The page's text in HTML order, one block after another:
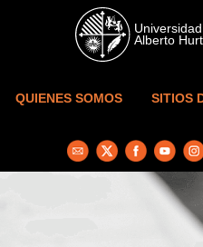
Skip to main content
QUIENES SOMOS SITIOS